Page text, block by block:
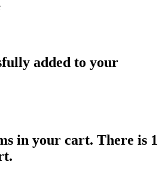
added to your
in your cart. There is 1